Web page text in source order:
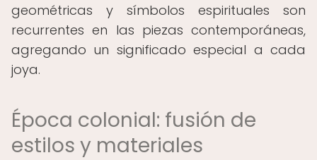
geométricas y símbolos espirituales son
recurrentes en las piezas contemporáneas,
agregando un significado especial a cada
joya.
Época colonial: fusión de
estilos y materiales